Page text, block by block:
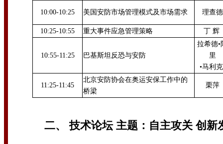
10:00-10:25 美国安防市场管理模式及市场需求 理查德
10:25-10:55 重大事件应急管理策略 丁 辉
10:55-11:25 巴基斯坦反恐与安防
拉希德•
里
•马利
11:25-11:45
北京安防协会在奥运安保工作中的
桥梁
栗萍
二、 技术论坛 主题：自主攻关 创新